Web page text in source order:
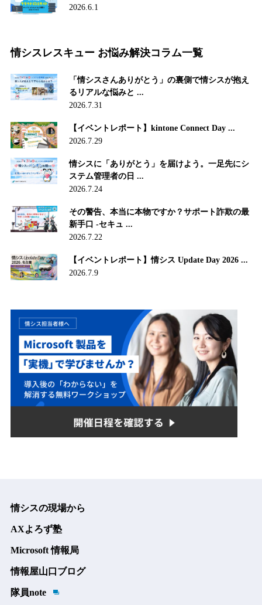
2026.6.1
情シスレスキュー お悩み解決コラム一覧
「情シスさんありがとう」の裏側で情シスが抱え
るリアルな悩みと ...
2026.7.31
【イベントレポート】kintone Connect Day ...
2026.7.29
情シスに「ありがとう」を届けよう。一足先にシ
ステム管理者の日 ...
2026.7.24
その警告、本当に本物ですか？サポート詐欺の最
新手口 -セキュ ...
2026.7.22
【イベントレポート】情シス Update Day 2026 ...
2026.7.9
情シスの現場から
AXよろず塾
Microsoft 情報局
情報屋山口ブログ
隊員note